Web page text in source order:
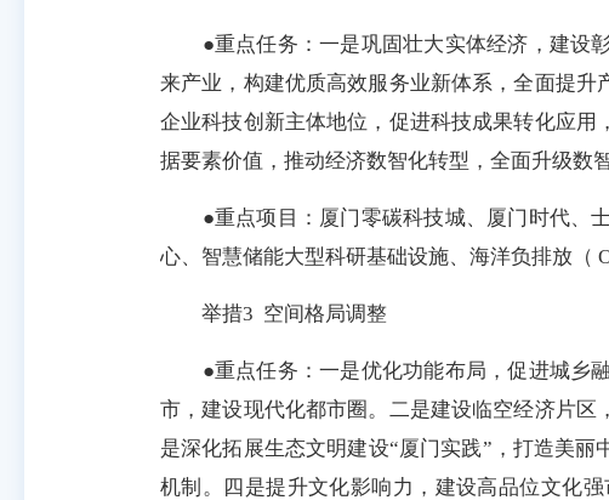
●重点任务：一是巩固壮大实体经济，建设彰
来产业，构建优质高效服务业新体系，全面提
企业科技创新主体地位，促进科技成果转化应
据要素价值，推动经济数智化转型，全面升级数
●重点项目：厦门零碳科技城、厦门时代、士
心、智慧储能大型科研基础设施、海洋负排放（
举措3 空间格局调整
●重点任务：一是优化功能布局，促进城乡融
市，建设现代化都市圈。二是建设临空经济片
是深化拓展生态文明建设“厦门实践”，打造美
机制。四是提升文化影响力，建设高品位文化